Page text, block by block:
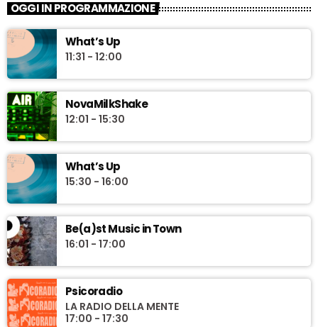
OGGI IN PROGRAMMAZIONE
What’s Up
11:31 - 12:00
NovaMilkShake
12:01 - 15:30
What’s Up
15:30 - 16:00
Be(a)st Music in Town
16:01 - 17:00
Psicoradio
LA RADIO DELLA MENTE
17:00 - 17:30